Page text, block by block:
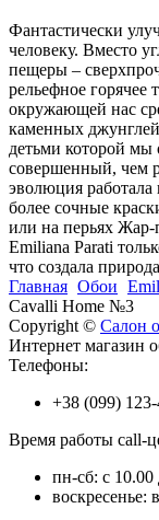
Фантастически
человеку. Вместо
пещеры –
рельефное горячее
окружающей нас
каменных
детьми которой мы
совершенный, чем
эволюция
более сочные
или на перьях
Emiliana Parati
что создала
Главная Обои
Cavalli Home №3
Copyright © Салон
Интернет магазин
Телефоны:
+38 (099)
Время работы call-
пн-сб: с 10.00
воскресенье: